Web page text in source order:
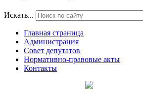
Искать...
Главная страница
Администрация
Совет депутатов
Нормативно-правовые акты
Контакты